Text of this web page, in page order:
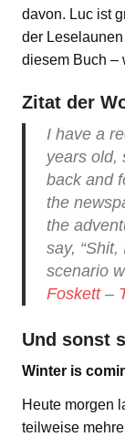
davon. Luc ist
der
diesem Buch –
Zitat der
I have a
years old,
back and
the
the
say,
scenario
Foskett–
Und sonst
Winter is
Heute morgen
teilweise